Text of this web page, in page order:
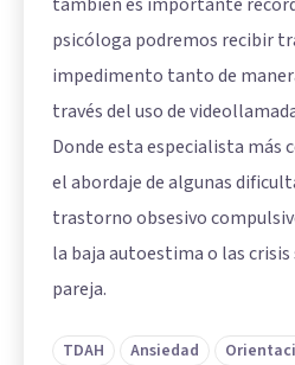
psicóloga podremos recibir
impedimento tanto de
través del uso de
Donde esta especialista más
el abordaje de algunas
trastorno obsesivo
la baja autoestima o las
pareja.
TDAH Ansiedad